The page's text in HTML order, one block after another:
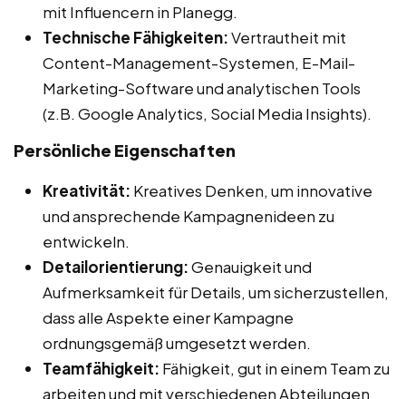
mit Influencern in Planegg.
Technische Fähigkeiten:Vertrautheit mit
Content-Management-Systemen, E-Mail-
Marketing-Software und analytischen Tools
(z.B. Google Analytics, Social Media Insights).
Persönliche Eigenschaften
Kreativität: Kreatives Denken, um innovative
und ansprechende Kampagnenideen zu
entwickeln.
Detailorientierung:Genauigkeit und
Aufmerksamkeit für Details, um sicherzustellen,
dass alle Aspekte einer Kampagne
ordnungsgemäß umgesetzt werden.
Teamfähigkeit: Fähigkeit, gut in einem Team zu
arbeiten und mit verschiedenen Abteilungen